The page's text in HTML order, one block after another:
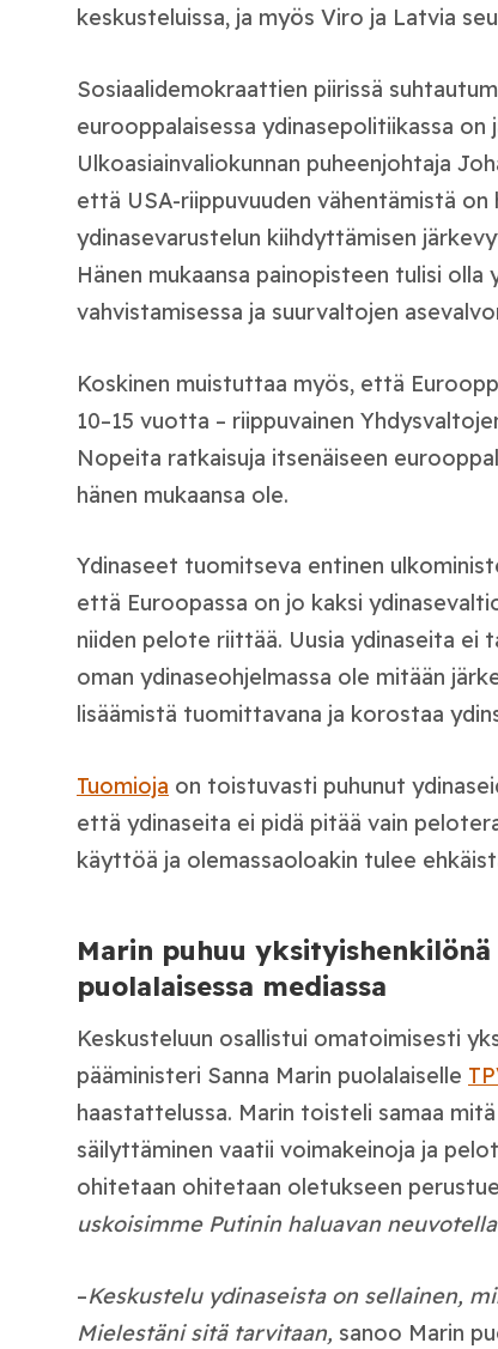
keskusteluissa, ja myös Viro ja Latvia
Sosiaalidemokraattien piirissä
eurooppalaisessa ydinasepolitiikassa on
Ulkoasiainvaliokunnan puheenjohtaja
että USA-riippuvuuden vähentämistä
ydinasevarustelun kiihdyttämisen
Hänen mukaansa painopisteen tulisi olla
vahvistamisessa ja suurvaltojen
Koskinen muistuttaa myös, että
10–15 vuotta – riippuvainen
Nopeita ratkaisuja itsenäiseen
hänen mukaansa ole.
Ydinaseet tuomitseva entinen
että Euroopassa on jo kaksi
niiden pelote riittää. Uusia ydinaseita ei
oman ydinaseohjelmassa ole mitään
lisäämistä tuomittavana ja korostaa
Tuomioja on toistuvasti puhunut
että ydinaseita ei pidä pitää vain
käyttöä ja olemassaoloakin tulee
Marin puhuu yksityishenkilönä
puolalaisessa mediassa
Keskusteluun osallistui omatoimisesti
pääministeri Sanna Marin puolalaiselle
haastattelussa. Marin toisteli samaa
säilyttäminen vaatii voimakeinoja ja
ohitetaan ohitetaan oletukseen
uskoisimme Putinin haluavan
–Keskustelu ydinaseista on sellainen,
Mielestäni sitä tarvitaan, sanoo Marin